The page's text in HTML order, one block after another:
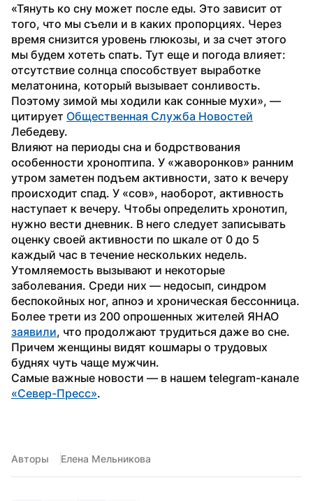
«Тянуть ко сну может после еды. Это зависит от
того, что мы съели и в каких пропорциях. Через
время снизится уровень глюкозы, и за счет этого
мы будем хотеть спать. Тут еще и погода влияет:
отсутствие солнца способствует выработке
мелатонина, который вызывает сонливость.
Поэтому зимой мы ходили как сонные мухи», —
цитирует Общественная Служба Новостей
Лебедеву.
Влияют на периоды сна и бодрствования
особенности хроноптипа. У «жаворонков» ранним
утром заметен подъем активности, зато к вечеру
происходит спад. У «сов», наоборот, активность
наступает к вечеру. Чтобы определить хронотип,
нужно вести дневник. В него следует записывать
оценку своей активности по шкале от 0 до 5
каждый час в течение нескольких недель.
Утомляемость вызывают и некоторые
заболевания. Среди них — недосып, синдром
беспокойных ног, апноэ и хроническая бессонница.
заявили, что продолжают трудиться даже во сне.
Причем женщины видят кошмары о трудовых
буднях чуть чаще мужчин.
«Север-Пресс».
Авторы Елена Мельникова